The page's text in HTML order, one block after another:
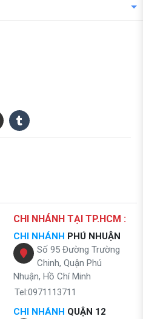
CHI NHÁNH TẠI TP.HCM :
CHI NHÁNH PHÚ NHUẬN
Số 95 Đường Trường
Chinh, Quận Phú
Nhuận, Hồ Chí Minh
Tel:0971113711
CHI NHÁNH QUẬN 12